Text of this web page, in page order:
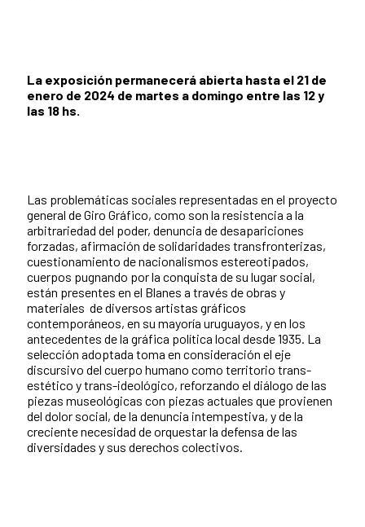
La exposición permanecerá abierta hasta el 21 de
enero de 2024 de martes a domingo entre las 12 y
las 18 hs.
Las problemáticas sociales representadas en el proyecto
general de Giro Gráfico, como son la resistencia a la
arbitrariedad del poder, denuncia de desapariciones
forzadas, afirmación de solidaridades transfronterizas,
cuestionamiento de nacionalismos estereotipados,
cuerpos pugnando por la conquista de su lugar social,
están presentes en el Blanes a través de obras y
materiales de diversos artistas gráficos
contemporáneos, en su mayoría uruguayos, y en los
antecedentes de la gráfica política local desde 1935. La
selección adoptada toma en consideración el eje
discursivo del cuerpo humano como territorio trans-
estético y trans-ideológico, reforzando el diálogo de las
piezas museológicas con piezas actuales que provienen
del dolor social, de la denuncia intempestiva, y de la
creciente necesidad de orquestar la defensa de las
diversidades y sus derechos colectivos.